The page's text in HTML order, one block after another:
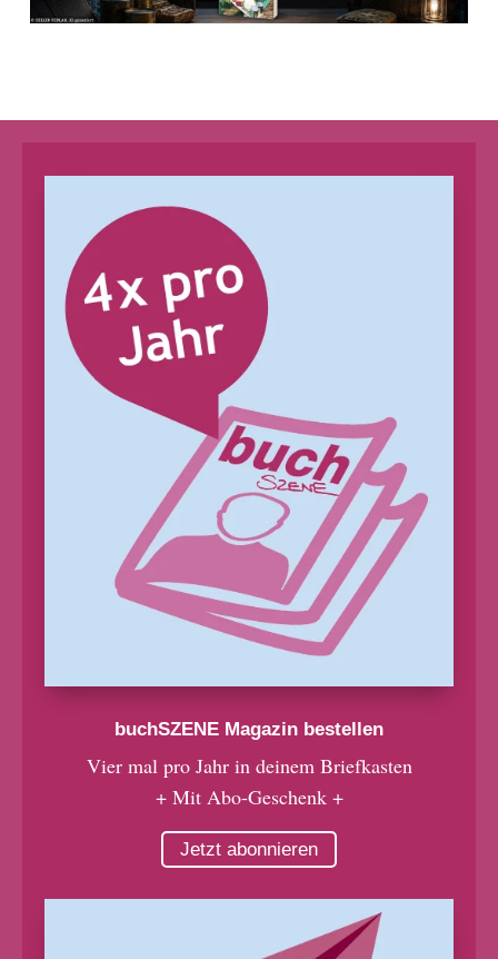
buchSZENE Magazin bestellen
Vier mal pro Jahr in deinem Briefkasten
+ Mit Abo-Geschenk +
Jetzt abonnieren